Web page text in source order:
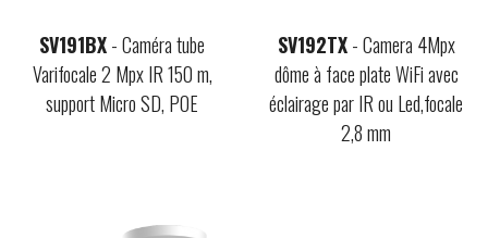
SV191BX- Caméra tube
Varifocale 2 Mpx IR 150 m,
support Micro SD, POE
SV192TX- Camera 4Mpx
dôme à face plate WiFi avec
éclairage par IR ou Led,focale
2,8 mm